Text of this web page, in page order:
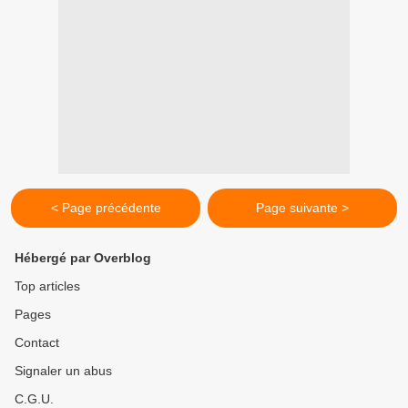
< Page précédente Page suivante >
Hébergé par Overblog
Top articles
Pages
Contact
Signaler un abus
C.G.U.